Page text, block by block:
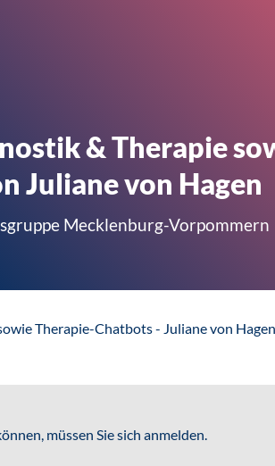
& Therapie
Juliane von Hagen
Mecklenburg-Vorpommern
Therapie-Chatbots - Juliane von
müssen Sie sich anmelden.